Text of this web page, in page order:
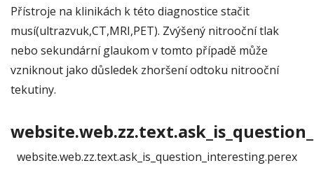
Přístroje na klinikách k této diagnostice stačit
musí(ultrazvuk,CT,MRI,PET). Zvýšený nitrooční tlak
nebo sekundární glaukom v tomto případě může
vzniknout jako důsledek zhoršení odtoku nitrooční
tekutiny.
website.web.zz.text.ask_is_question_interesting.perex